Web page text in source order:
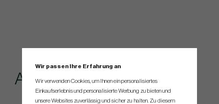
Andere kauften...
Wir passen Ihre Erfahrung an
Wir verwenden Cookies, um Ihnen ein personalisiertes
Einkaufserlebnis und personalisierte Werbung zu bieten und
unsere Websites zuverlässig und sicher zu halten. Zu diesem